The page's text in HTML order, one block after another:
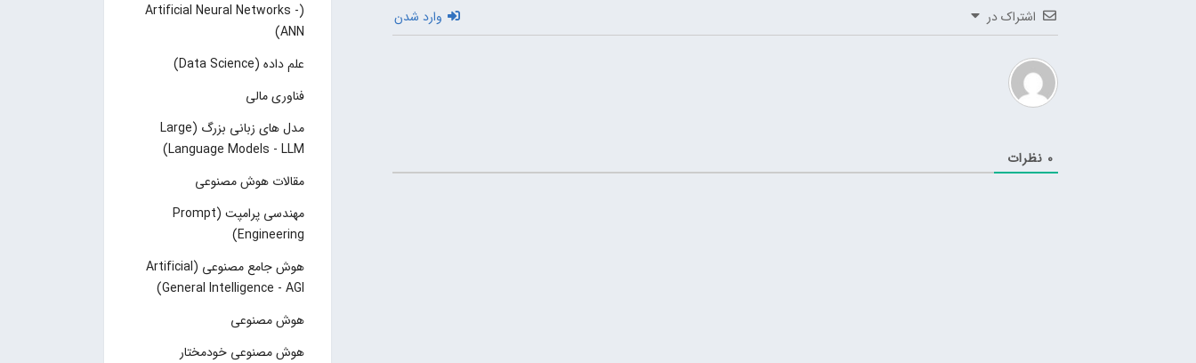
اشتراک در وارد شدن
0 نظرات
(Artificial Neural Networks -
ANN)
علم داده (Data Science)
فناوری مالی
مدل های زبانی بزرگ (Large
Language Models - LLM)
مقالات هوش مصنوعی
مهندسی پرامپت (Prompt
Engineering)
هوش جامع مصنوعی (Artificial
General Intelligence - AGI)
هوش مصنوعی
هوش مصنوعی خودمختار